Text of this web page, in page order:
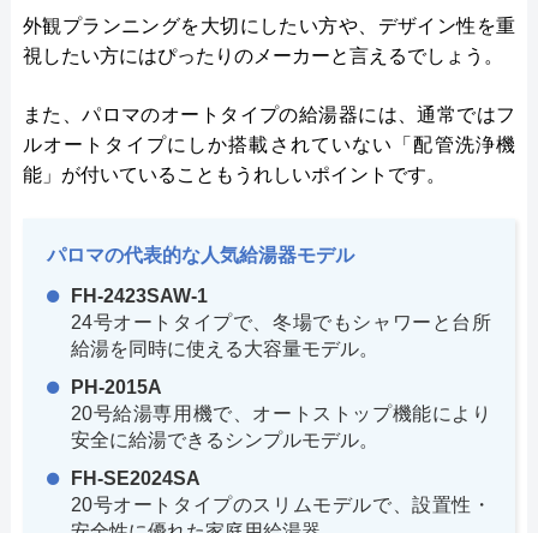
外観プランニングを大切にしたい方や、デザイン性を重
視したい方にはぴったりのメーカーと言えるでしょう。
また、パロマのオートタイプの給湯器には、通常ではフ
ルオートタイプにしか搭載されていない「配管洗浄機
能」が付いていることもうれしいポイントです。
パロマの代表的な人気給湯器モデル
FH-2423SAW-1
24号オートタイプで、冬場でもシャワーと台所
給湯を同時に使える大容量モデル。
PH-2015A
20号給湯専用機で、オートストップ機能により
安全に給湯できるシンプルモデル。
FH-SE2024SA
20号オートタイプのスリムモデルで、設置性・